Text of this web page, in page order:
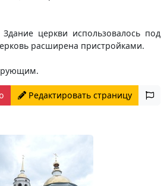
церкви использовалось под
расширена пристройками.
Редактировать страницу